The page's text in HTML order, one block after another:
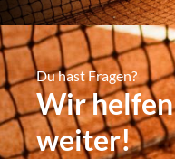
Du hast Fragen?
Wir
weiter!